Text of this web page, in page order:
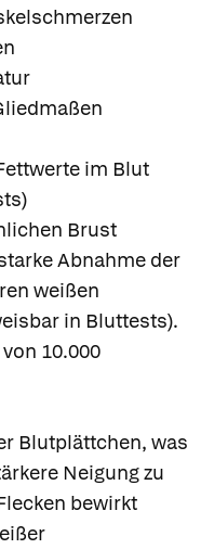
im Blut
Brust
Abnahme der
weißen
in Bluttests).
10.000
Blutplättchen, was
Neigung zu
bewirkt